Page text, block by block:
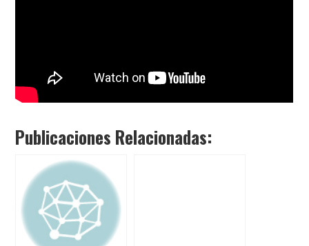
Publicaciones Relacionadas: